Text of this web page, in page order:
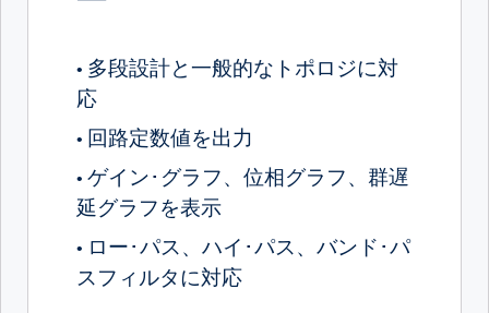
• 多段設計と一般的なトポロジに対
応
• 回路定数値を出力
• ゲイン･グラフ、位相グラフ、群遅
延グラフを表示
• ロー･パス、ハイ･パス、バンド･パ
スフィルタに対応